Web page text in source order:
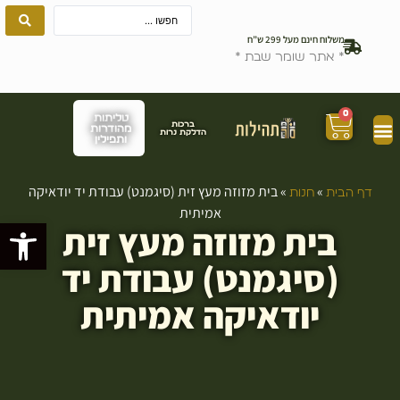
פתח
משלוח חינם מעל 299 ש”ח
* אתר שומר שבת *
ברכות
הדלקת נרות
טליתות
מהודרות
ותפילין
0
דף הבית »חנות »בית מזוזה מעץ זית (סיגמנט) עבודת יד יודאיקה
אמיתית
בית מזוזה מעץ זית
(סיגמנט) עבודת יד
יודאיקה אמיתית